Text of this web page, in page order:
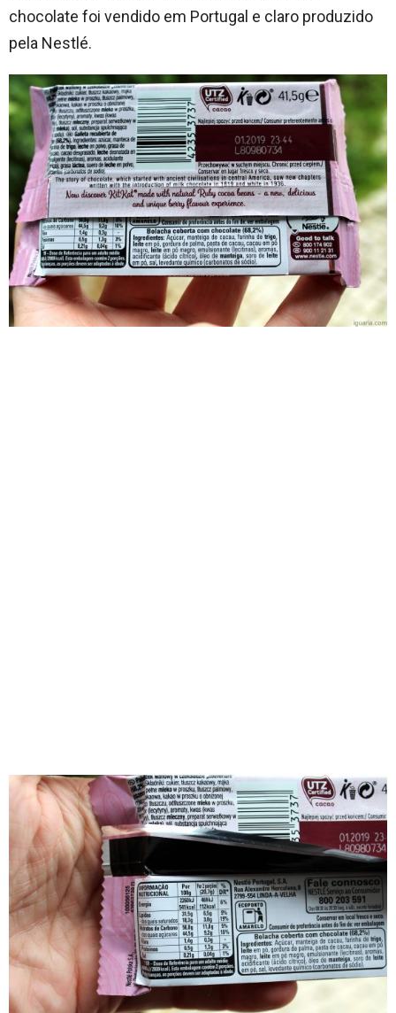
chocolate foi vendido em Portugal e claro produzido
pela Nestlé.